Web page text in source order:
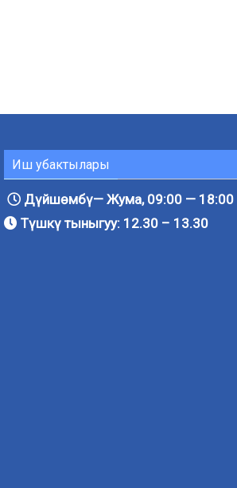
Иш убактылары
Дүйшөмбү— Жума, 09:00 — 18:00
Түшкү тыныгуу: 12.30 – 13.30